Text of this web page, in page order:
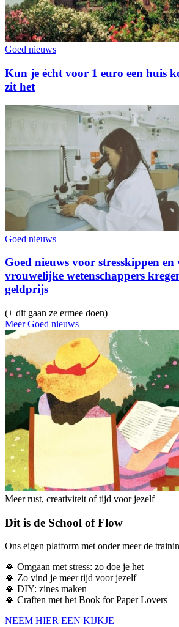
Goed nieuws
Kun je écht voor 1 euro een huis
zit het
Goed nieuws
Goed nieuws voor stresskippen en
vrouwelijke wetenschappers
geldprijs
(+ dit gaan ze ermee doen)
Meer Goed nieuws
Meer rust, creativiteit of tijd voor jezelf
Dit is de School of Flow
Ons eigen platform met onder meer de
🍀 Omgaan met stress: zo doe je het
🍀 Zo vind je meer tijd voor jezelf
🍀 DIY: zines maken
🍀 Craften met het Book for Paper Lovers
NEEM HIER EEN KIJKJE